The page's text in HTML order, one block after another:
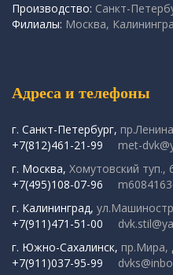
Производство: Санкт-
Филиалы: Москва,
Адреса и телефоны
г. Санкт-Петербург,
+7(812)461-21-99
met-
г. Москва, Хомутовский туп.,
+7(495)108-07-96
г. Калининград,
+7(911)471-51-00
г. Южно-Сахалинск, пр.Мира,
+7(911)037-95-99